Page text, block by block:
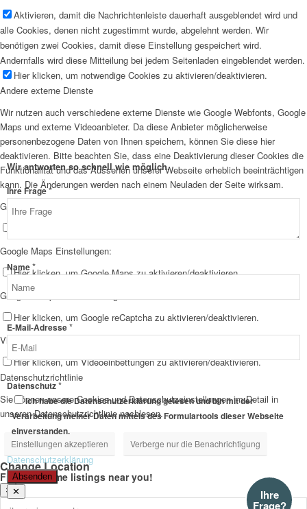
Ihre
Frage?
Aktivieren, damit die Nachrichtenleiste dauerhaft ausgeblendet wird und
alle Cookies, denen nicht zugestimmt wurde, abgelehnt werden. Wir
benötigen zwei Cookies, damit diese Einstellung gespeichert wird.
Andernfalls wird diese Mitteilung bei jedem Seitenladen eingeblendet werden.
Hier klicken, um notwendige Cookies zu aktivieren/deaktivieren.
Andere externe Dienste
Wir nutzen auch verschiedene externe Dienste wie Google Webfonts, Google
Maps und externe Videoanbieter. Da diese Anbieter möglicherweise
personenbezogene Daten von Ihnen speichern, können Sie diese hier
deaktivieren. Bitte beachten Sie, dass eine Deaktivierung dieser Cookies die
Funktionalität und das Aussehen unserer Webseite erheblich beeinträchtigen
kann. Die Änderungen werden nach einem Neuladen der Seite wirksam.
Google Webfont Einstellungen:
Google Maps Einstellungen:
Hier klicken, um Google Maps zu aktivieren/deaktivieren.
Google reCaptcha Einstellungen:
Hier klicken, um Google reCaptcha zu aktivieren/deaktivieren.
Vimeo und YouTube Einstellungen:
Hier klicken, um Videoeinbettungen zu aktivieren/deaktivieren.
Datenschutzrichtlinie
Sie können unsere Cookies und Datenschutzeinstellungen im Detail in
unseren Datenschutzrichtlinie nachlesen.
Einstellungen akzeptieren Verberge nur die Benachrichtigung
Wir antworten so schnell wie möglich.
Frage
Layout
Ihre Frage*
Name*
E-Mail-Adresse*
Datenschutz*
Ich habe die Datenschutzerklärung gelesen und bin mit der
Verarbeitung meiner Daten mittels des Formulartools dieser Webseite
einverstanden.
Datenschutzerklärung
Absenden
✕
Change Location
Find awesome listings near you!
×